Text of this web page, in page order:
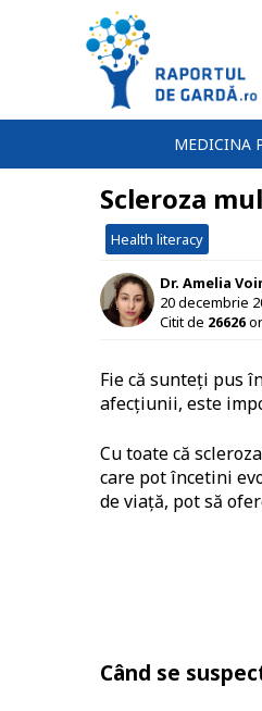
MEDICINA
Scleroza
Health literacy
Dr. Amelia
20 decembrie
Citit de 26626
Fie că sunteți pus
afecţiunii, este
Cu toate că
care pot încetini
de viaţă, pot să
Când se